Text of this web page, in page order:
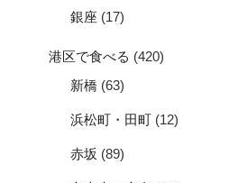
銀座 (17)
港区で食べる (420)
新橋 (63)
浜松町・田町 (12)
赤坂 (89)